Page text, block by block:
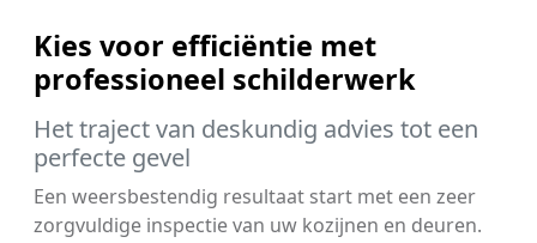
Kies voor efficiëntie met
professioneel schilderwerk
Het traject van deskundig advies tot een
perfecte gevel
Een weersbestendig resultaat start met een zeer
zorgvuldige inspectie van uw kozijnen en deuren.